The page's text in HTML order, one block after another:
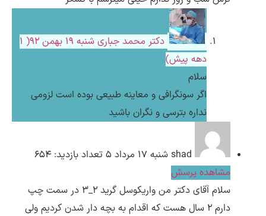
دکتر محمد جباری
شنبه ۱۹ بهمن ۹۲( 1
دهه پیش)
سلام
اگر سونگرافی و معاینه طبیعی بوده است لزومی
نداره بترسی و نگران باشید
shad شنبه ۱۷ مرداد ۵
تعداد بازدید: 654
مشاهده پرسش
سلام آقای دکتر من واریکوسل گرید 2_3 در سمت چپ
دارم 2 سال هست که اقدام به بچه دار شدن کردیم ولی